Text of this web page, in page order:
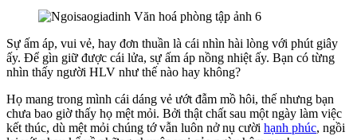
Sự ấm áp, vui vẻ, hay đơn thuần là cái nhìn hài lòng với phút giây
ấy. Để gìn giữ được cái lửa, sự ấm áp nồng nhiệt ấy. Bạn có từng
nhìn thấy người HLV như thế nào hay không?
Họ mang trong mình cái dáng vẻ ướt đẫm mồ hôi, thế nhưng bạn
chưa bao giờ thấy họ mệt mỏi. Bởi thật chất sau một ngày làm việc
kết thúc, dù mệt mỏi chúng tớ vẫn luôn nở nụ cười hạnh phúc, ngồi